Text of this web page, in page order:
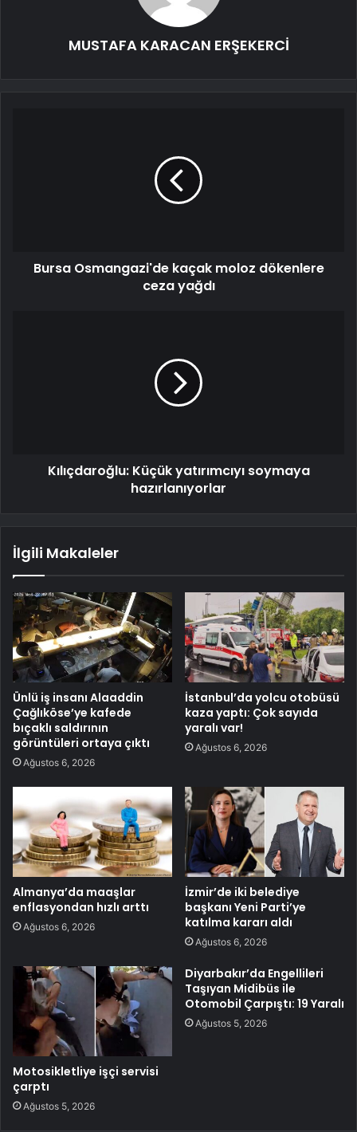
MUSTAFA KARACAN ERŞEKERCİ
Bursa Osmangazi'de kaçak moloz dökenlere
ceza yağdı
Kılıçdaroğlu: Küçük yatırımcıyı soymaya
hazırlanıyorlar
İlgili Makaleler
Ünlü iş insanı Alaaddin
Çağlıköse’ye kafede
bıçaklı saldırının
görüntüleri ortaya çıktı
Ağustos 6, 2026
İstanbul’da yolcu otobüsü
kaza yaptı: Çok sayıda
yaralı var!
Ağustos 6, 2026
Almanya’da maaşlar
enflasyondan hızlı arttı
Ağustos 6, 2026
İzmir’de iki belediye
başkanı Yeni Parti’ye
katılma kararı aldı
Ağustos 6, 2026
Motosikletliye işçi servisi
çarptı
Ağustos 5, 2026
Diyarbakır’da Engellileri
Taşıyan Midibüs ile
Otomobil Çarpıştı: 19 Yaralı
Ağustos 5, 2026